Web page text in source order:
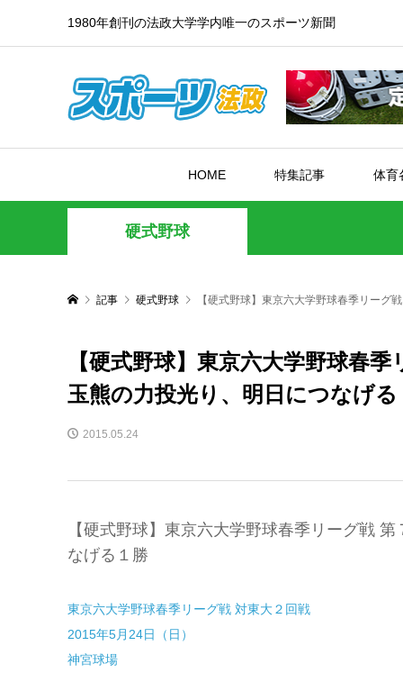
1980年創刊の法政大学学内唯一のスポーツ新聞
HOME 特集記事 体育
硬式野球
記事 硬式野球 【硬式野球】東京六大学野球春季リーグ
【硬式野球】東京六大学野球春
玉熊の力投光り、明日につなげる
2015.05.24
【硬式野球】東京六大学野球春季リーグ戦
なげる１勝
東京六大学野球春季リーグ戦 対東大２回戦
2015年5月24日（日）
神宮球場